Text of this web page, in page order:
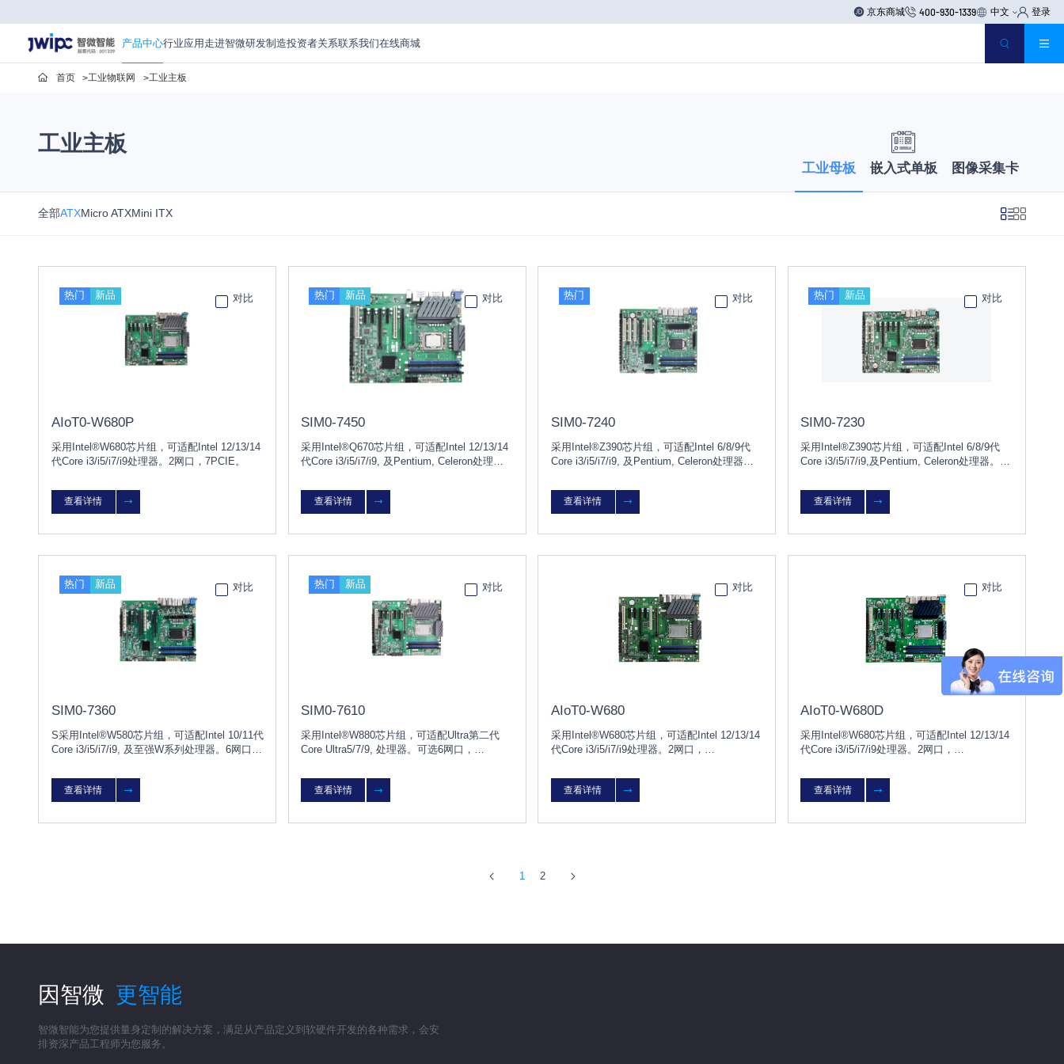
京东商城 400-930-1339 中文 登录
产品中心行业应用 走进智微研发制造投资者关系联系我们在线商城
首页 工业物联网 工业主板
工业主板
工业母板 嵌入式单板 图像采集卡
全部ATXMicro ATXMini ITX
热门 新品 对比
AIoT0-W680P
采用Intel®W680芯片组，可适配Intel 12/13/14
代Core i3/i5/i7/i9处理器。2网口，7PCIE。
查看详情
热门 新品 对比
SIM0-7450
采用Intel®Q670芯片组，可适配Intel 12/13/14
代Core i3/i5/i7/i9, 及Pentium, Celeron处理
查看详情
热门 对比
SIM0-7240
采用Intel®Z390芯片组，可适配Intel 6/8/9代
Core i3/i5/i7/i9, 及Pentium, Celeron处理器。
智能深度学习、机器视觉（如自动化检 测、图
像自动分析处理）、自动化生产及检测。
查看详情
热门 新品 对比
SIM0-7230
采用Intel®Z390芯片组，可适配Intel 6/8/9代
Core i3/i5/i7/i9,及Pentium, Celeron处理器。2
学习、机器视觉（如自动化检 测、图像自动分
析处理）、自动化生产及检测。
查看详情
热门 新品 对比
SIM0-7360
S采用Intel®W580芯片组，可适配Intel 10/11代
Core i3/i5/i7/i9, 及至强W系列处理器。6网口，
（如自动化检测、图像自动分析处理）、自动
化生产及检测.
查看详情
热门 新品 对比
SIM0-7610
采用Intel®W880芯片组，可适配Ultra第二代
Core Ultra5/7/9, 处理器。可选6网口，
的工业视觉场景打造，赋能AI学习、推理等应
用，驱动深度学习视觉新突破
查看详情
对比
AIoT0-W680
采用Intel®W680芯片组，可适配Intel 12/13/14
代Core i3/i5/i7/i9处理器。2网口，
ATX结构的工业大母板，具备丰富的外部接
口，能广泛应用人工智能深度学习、机器视觉
化生产及检测.
查看详情
对比
AIoT0-W680D
采用Intel®W680芯片组，可适配Intel 12/13/14
代Core i3/i5/i7/i9处理器。2网口，
ATX结构的工业大母板，具备丰富的外部接
口，能广泛应用人工智能深度学习、机器视觉
化生产及检测。
查看详情
1 2
因智微 更智能
智微智能为您提供量身定制的解决方案，满足从产品定义到软硬件开发的各种需求，会安
排资深产品工程师为您服务。